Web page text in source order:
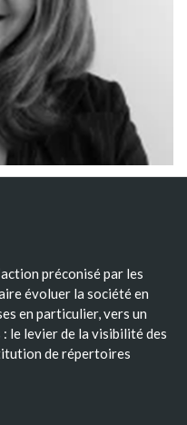
préconisé par les
évoluer la société en
en particulier, vers un
le levier de la visibilité des
de répertoires